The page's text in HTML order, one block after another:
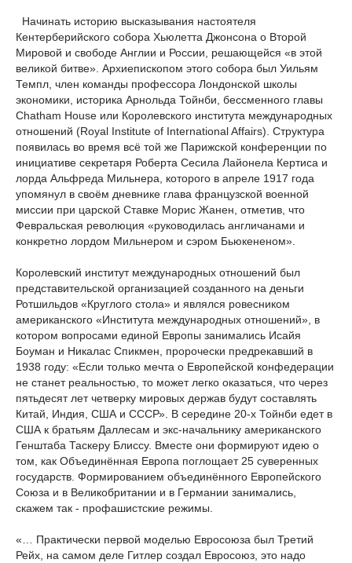
Начинать историю высказывания настоятеля
Кентерберийского собора Хьюлетта Джонсона о Второй
Мировой и свободе Англии и России, решающейся «в этой
великой битве». Архиепископом этого собора был Уильям
Темпл, член команды профессора Лондонской школы
экономики, историка Арнольда Тойнби, бессменного главы
Chatham House или Королевского института международных
отношений (Royal Institute of International Affairs). Структура
появилась во время всё той же Парижской конференции по
инициативе секретаря Роберта Сесила Лайонела Кертиса и
лорда Альфреда Мильнера, которого в апреле 1917 года
упомянул в своём дневнике глава французской военной
миссии при царской Ставке Морис Жанен, отметив, что
Февральская революция «руководилась англичанами и
конкретно лордом Мильнером и сэром Бьюкененом».
Королевский институт международных отношений был
представительской организацией созданного на деньги
Ротшильдов «Круглого стола» и являлся ровесником
американского «Института международных отношений», в
котором вопросами единой Европы занимались Исайя
Боуман и Никалас Спикмен, пророчески предрекавший в
1938 году: «Если только мечта о Европейской конфедерации
не станет реальностью, то может легко оказаться, что через
пятьдесят лет четверку мировых держав будут составлять
Китай, Индия, США и СССР». В середине 20-х Тойнби едет в
США к братьям Даллесам и экс-начальнику американского
Генштаба Таскеру Блиссу. Вместе они формируют идею о
том, как Объединённая Европа поглощает 25 суверенных
государств. Формированием объединённого Европейского
Союза и в Великобритании и в Германии занимались,
скажем так - профашистские режимы.
«… Практически первой моделью Евросоюза был Третий
Рейх, на самом деле Гитлер создал Евросоюз, это надо